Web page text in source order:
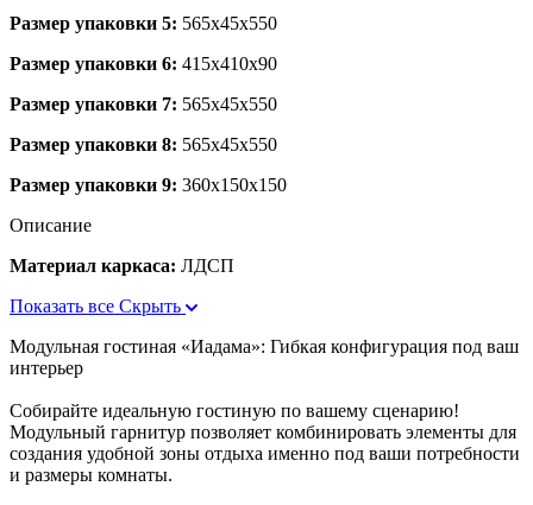
Размер упаковки 5: 565x45x550
Размер упаковки 6: 415x410x90
Размер упаковки 7: 565x45x550
Размер упаковки 8: 565x45x550
Размер упаковки 9: 360x150x150
Описание
Материал каркаса: ЛДСП
Показать все Скрыть
Модульная гостиная «Иадама»: Гибкая конфигурация под ваш
интерьер
Собирайте идеальную гостиную по вашему сценарию!
Модульный гарнитур позволяет комбинировать элементы для
создания удобной зоны отдыха именно под ваши потребности
и размеры комнаты.